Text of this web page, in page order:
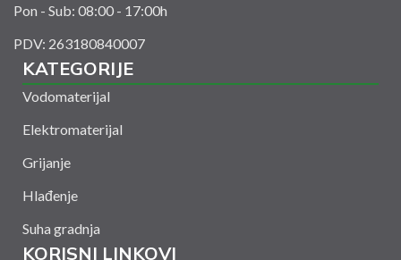
Pon - Sub: 08:00 - 17:00h
PDV: 263180840007
KATEGORIJE
Vodomaterijal
Elektromaterijal
Grijanje
Hlađenje
Suha gradnja
KORISNI LINKOVI